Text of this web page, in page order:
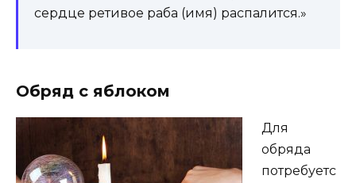
сердце ретивое раба (имя) распалится.»
Обряд с яблоком
Для
обряда
потребуетс